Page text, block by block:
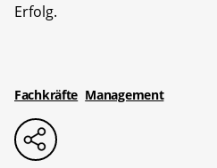
Erfolg.
Fachkräfte Management